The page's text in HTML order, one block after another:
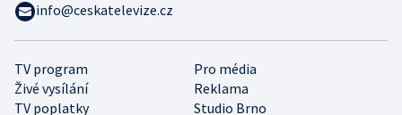
TV program
Pro média
Živé vysílání
Reklama
TV poplatky
Studio Brno
info@ceskatelevize.cz